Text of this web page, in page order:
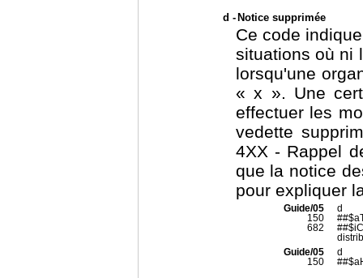
d - Notice supprimée
Ce code
situations où ni
lorsqu'une
« x ». Une
effectuer les
vedette
4XX - Rappel
que la notice
pour expliquer
Guide/05
d
150
682
Guide/05
d
150